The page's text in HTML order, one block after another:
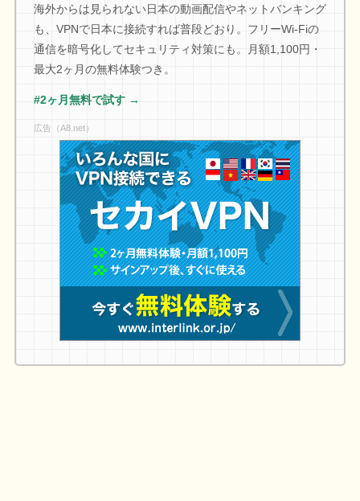
海外からは見られない日本の動画配信やネットバンキング
も、VPNで日本に接続すれば普段どおり。フリーWi-Fiの
通信を暗号化してセキュリティ対策にも。月額1,100円・
最大2ヶ月の無料体験つき。
#2ヶ月無料で試す →
広告（A8.net）